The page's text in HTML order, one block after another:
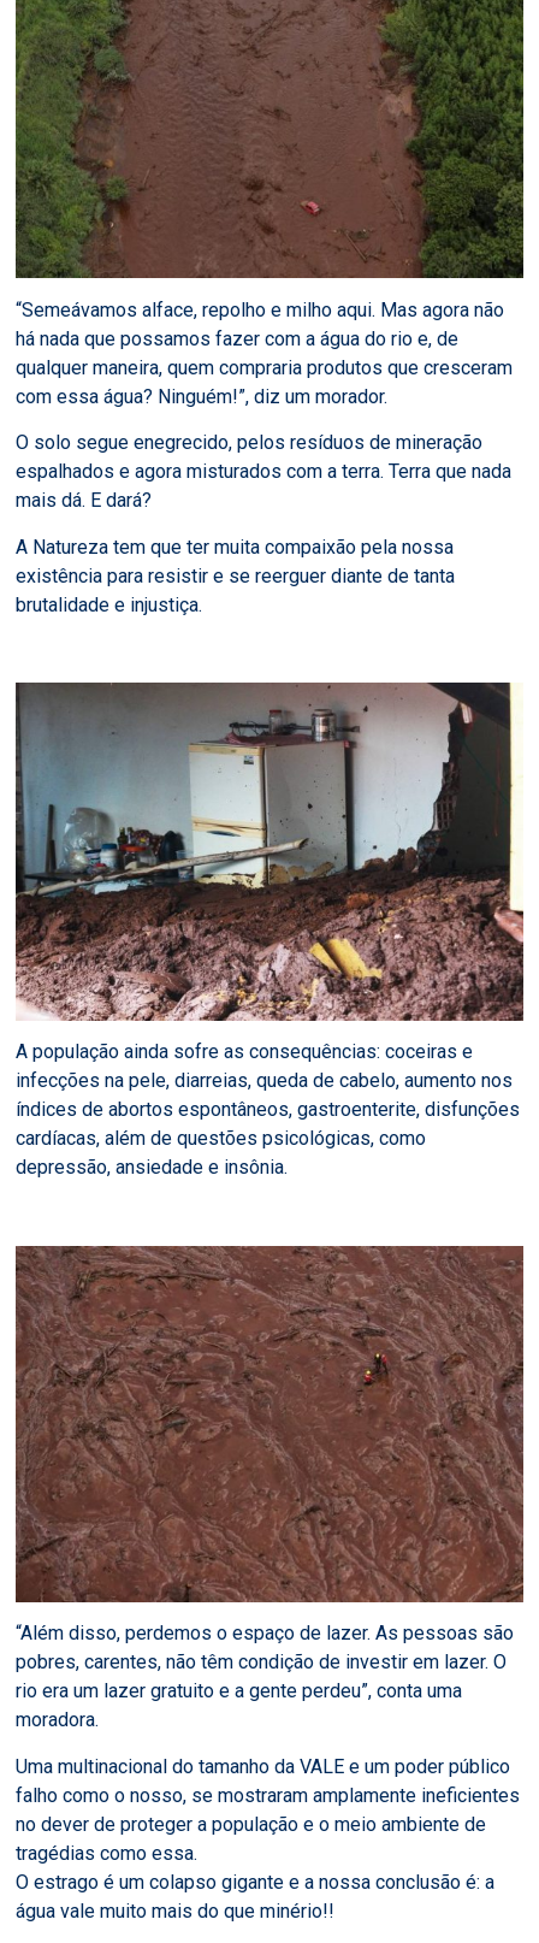
“Semeávamos alface, repolho e milho aqui. Mas agora não
há nada que possamos fazer com a água do rio e, de
qualquer maneira, quem compraria produtos que cresceram
com essa água? Ninguém!”, diz um morador.
O solo segue enegrecido, pelos resíduos de mineração
espalhados e agora misturados com a terra. Terra que nada
mais dá. E dará?
A Natureza tem que ter muita compaixão pela nossa
existência para resistir e se reerguer diante de tanta
brutalidade e injustiça.
A população ainda sofre as consequências: coceiras e
infecções na pele, diarreias, queda de cabelo, aumento nos
índices de abortos espontâneos, gastroenterite, disfunções
cardíacas, além de questões psicológicas, como
depressão, ansiedade e insônia.
“Além disso, perdemos o espaço de lazer. As pessoas são
pobres, carentes, não têm condição de investir em lazer. O
rio era um lazer gratuito e a gente perdeu”, conta uma
moradora.
Uma multinacional do tamanho da VALE e um poder público
falho como o nosso, se mostraram amplamente ineficientes
no dever de proteger a população e o meio ambiente de
tragédias como essa.
O estrago é um colapso gigante e a nossa conclusão é: a
água vale muito mais do que minério!!